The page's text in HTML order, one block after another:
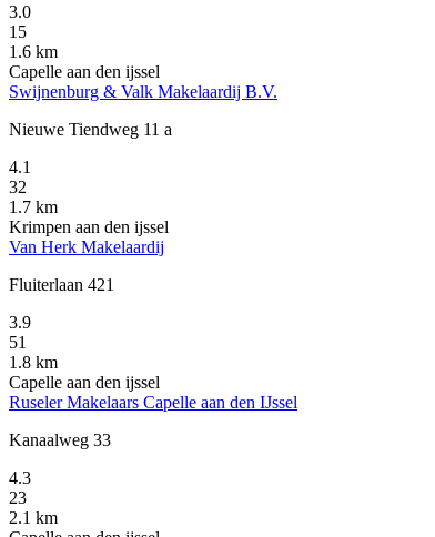
3.0
15
1.6 km
Capelle aan den ijssel
Swijnenburg & Valk Makelaardij B.V.
Nieuwe Tiendweg 11 a
4.1
32
1.7 km
Krimpen aan den ijssel
Van Herk Makelaardij
Fluiterlaan 421
3.9
51
1.8 km
Capelle aan den ijssel
Ruseler Makelaars Capelle aan den IJssel
Kanaalweg 33
4.3
23
2.1 km